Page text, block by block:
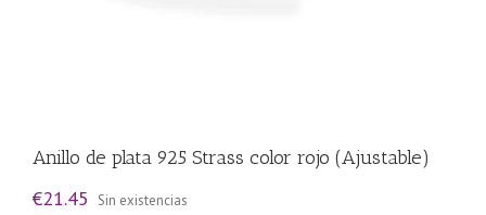
Anillo de plata 925 Strass color rojo (Ajustable)
€21.45 Sin existencias